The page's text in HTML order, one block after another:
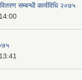
सम्बन्धी कार्यविधि २०७५